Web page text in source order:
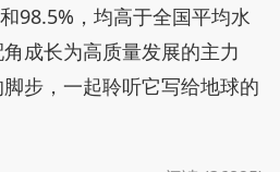
98.5%，均高于全国平均水
成长为高质量发展的主力
步，一起聆听它写给地球的